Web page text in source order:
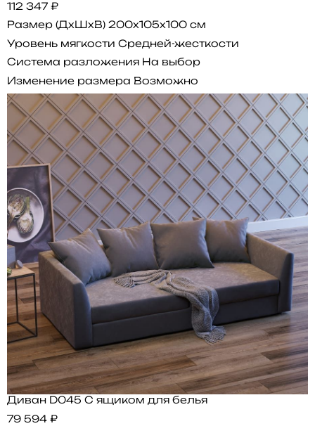
112 347 ₽
Размер (ДхШхВ) 200x105x100 см
Уровень мягкости Средней-жесткости
Система разложения На выбор
Изменение размера Возможно
Диван D045 С ящиком для белья
79 594 ₽